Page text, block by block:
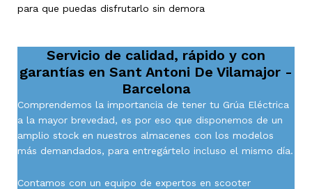
para que puedas disfrutarlo sin demora
Servicio de calidad, rápido y con
garantías en Sant Antoni De Vilamajor -
Barcelona
Comprendemos la importancia de tener tu Grúa Eléctrica
a la mayor brevedad, es por eso que disponemos de un
amplio stock en nuestros almacenes con los modelos
más demandados, para entregártelo incluso el mismo día.
Contamos con un equipo de expertos en scooter